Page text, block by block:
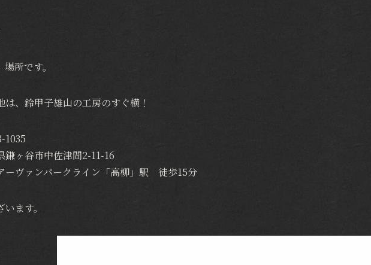
場所です。
は、鈴甲子雄山の工房のすぐ横！
1035
鎌ヶ谷市中佐津間2-11-16
ーヴァンパークライン「高柳」駅 徒歩15分
います。